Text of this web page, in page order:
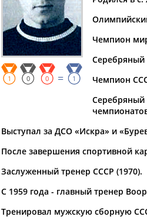
И К Л М Н О
П
Ш Щ Э Ю Я
АБАИМОВА
Мария
АБАКУМОВА
1 0 0 = 1
Чемпион
Серебряный
Чемпион
Выступал за ДСО «Искра» и
После завершения спортивной
Заслуженный тренер СССР (1970).
С 1959 года - главный тренер
Тренировал мужскую сборную